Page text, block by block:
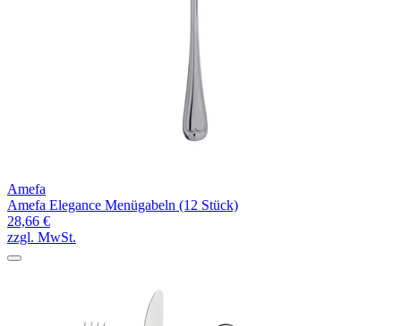
Amefa
Amefa Elegance Menügabeln (12 Stück)
28,66 €
zzgl. MwSt.